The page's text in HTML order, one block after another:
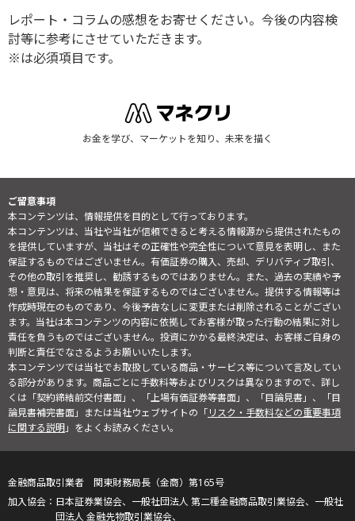
レポート・コラムの感想をお寄せください。今後の内容検
討等に参考にさせていただきます。
※は必須項目です。
お金を学び、マーケットを知り、未来を描く
ご留意事項
本コンテンツは、情報提供を目的として行っております。
本コンテンツは、当社や当社が信頼できると考える情報源から提供されたもの
を提供していますが、当社はその正確性や完全性について意見を表明し、また
保証するものではございません。有価証券の購入、売却、デリバティブ取引、
その他の取引を推奨し、勧誘するものではありません。また、過去の実績や予
想・意見は、将来の結果を保証するものではございません。提供する情報等は
作成時現在のものであり、今後予告なしに変更または削除されることがござい
ます。当社は本コンテンツの内容に依拠してお客様が取った行動の結果に対し
責任を負うものではございません。投資にかかる最終決定は、お客様ご自身の
判断と責任でなさるようお願いいたします。
本コンテンツでは当社でお取扱している商品・サービス等について言及してい
る部分があります。商品ごとに手数料等およびリスクは異なりますので、詳し
くは「契約締結前交付書面」、「上場有価証券等書面」、「目論見書」、「目
論見書補完書面」または当社ウェブサイトの「リスク・手数料などの重要事項
に関する説明」をよくお読みください。
金融商品取引業者 関東財務局長（金商）第165号
日本証券業協会、一般社団法人 第二種金融商品取引業協会、一般社
団法人 金融先物取引業協会、